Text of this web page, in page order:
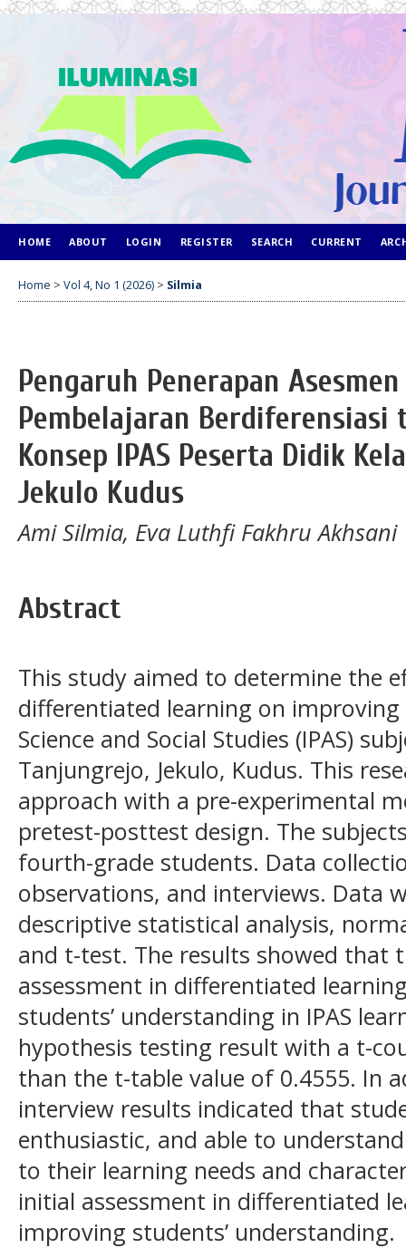
HOME ABOUT LOGIN REGISTER SEARCH CURRENT
Home > Vol 4, No 1 (2026) > Silmia
Pengaruh Penerapan
Pembelajaran Berdiferensiasi
Konsep IPAS Peserta Didik
Jekulo Kudus
Ami Silmia, Eva Luthfi Fakhru Akhsani
Abstract
This study aimed to determine the
differentiated learning on improving
Science and Social Studies (IPAS)
Tanjungrejo, Jekulo, Kudus. This
approach with a pre-experimental
pretest-posttest design. The
fourth-grade students. Data
observations, and interviews. Data
descriptive statistical analysis,
and t-test. The results showed
assessment in differentiated
students’ understanding in IPAS
hypothesis testing result with a t-
than the t-table value of 0.4555. In
interview results indicated that
enthusiastic, and able to
to their learning needs and
initial assessment in differentiated
improving students’ understanding.